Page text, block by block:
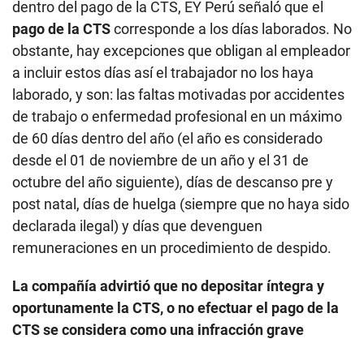
dentro del pago de la CTS, EY Perú señaló que el
pago de la CTScorresponde a los días laborados. No
obstante, hay excepciones que obligan al empleador
a incluir estos días así el trabajador no los haya
laborado, y son: las faltas motivadas por accidentes
de trabajo o enfermedad profesional en un máximo
de 60 días dentro del año (el año es considerado
desde el 01 de noviembre de un año y el 31 de
octubre del año siguiente), días de descanso pre y
post natal, días de huelga (siempre que no haya sido
declarada ilegal) y días que devenguen
remuneraciones en un procedimiento de despido.
La compañía advirtió que no depositar íntegra y
oportunamente la CTS, o no efectuar el pago de la
CTS se considera como una infracción grave